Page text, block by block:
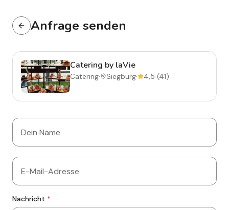
Anfrage senden
Catering by laVie
Catering· Siegburg· 4,5 (41)
Name
E-Mail
Nachricht *